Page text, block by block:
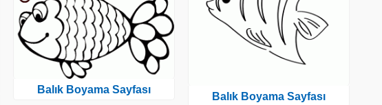
Balık Boyama Sayfası
Balık Boyama Sayfası